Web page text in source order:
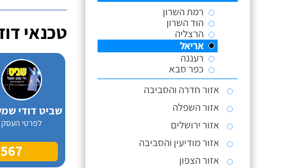
רמת השרון
הוד השרון
הרצליה
אריאל
רעננה
כפר סבא
אזור חדרה והסביבה
אזור השפלה
אזור ירושלים
אזור מודיעין והסביבה
אזור הצפון
טכנאי
לפרטי העסק